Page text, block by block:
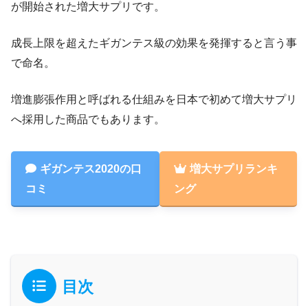
が開始された増大サプリです。
成長上限を超えたギガンテス級の効果を発揮すると言う事
で命名。
増進膨張作用と呼ばれる仕組みを日本で初めて増大サプリ
へ採用した商品でもあります。
ギガンテス2020の口
コミ
増大サプリランキ
ング
目次